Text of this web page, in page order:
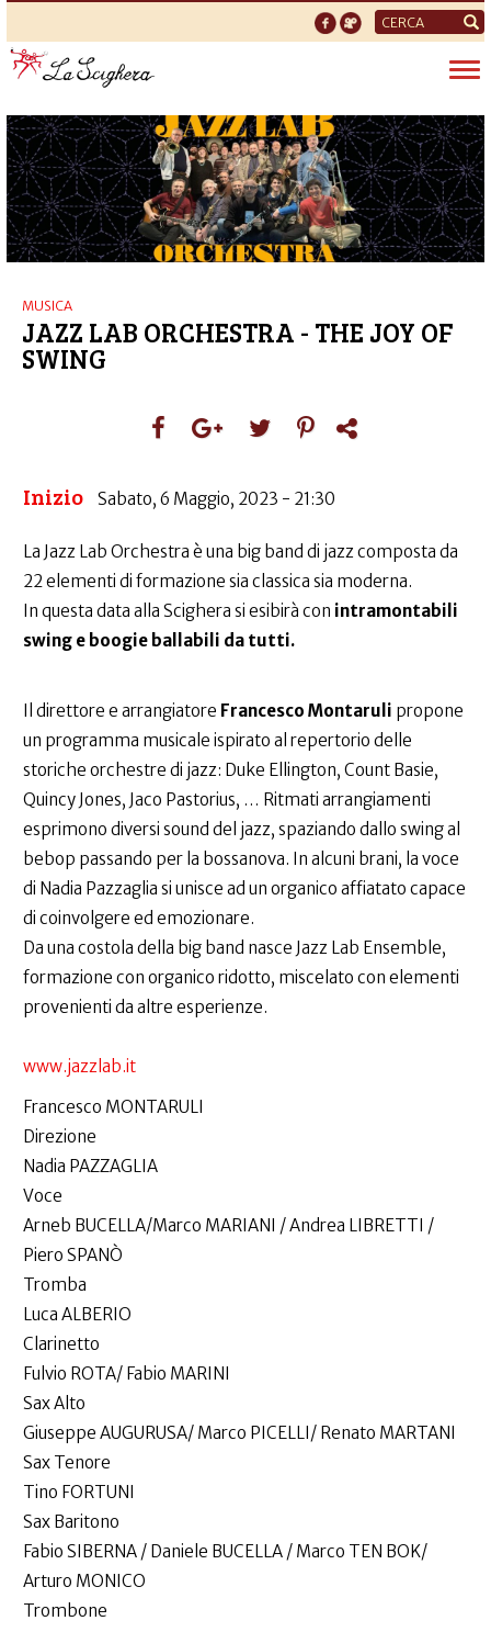
Form
di
ricerca
MUSICA
JAZZ LAB ORCHESTRA - THE JOY OF
SWING
Inizio Sabato, 6 Maggio, 2023 - 21:30
La Jazz Lab Orchestra è una big band di jazz composta da
22 elementi di formazione sia classica sia moderna.
In questa data alla Scighera si esibirà con intramontabili
swing e boogie ballabili da tutti.
Il direttore e arrangiatore Francesco Montaruli propone
un programma musicale ispirato al repertorio delle
storiche orchestre di jazz: Duke Ellington, Count Basie,
Quincy Jones, Jaco Pastorius, … Ritmati arrangiamenti
esprimono diversi sound del jazz, spaziando dallo swing al
bebop passando per la bossanova. In alcuni brani, la voce
di Nadia Pazzaglia si unisce ad un organico affiatato capace
di coinvolgere ed emozionare.
Da una costola della big band nasce Jazz Lab Ensemble,
formazione con organico ridotto, miscelato con elementi
provenienti da altre esperienze.
www.jazzlab.it
Francesco MONTARULI
Direzione
Nadia PAZZAGLIA
Voce
Arneb BUCELLA/Marco MARIANI / Andrea LIBRETTI /
Piero SPANÒ
Tromba
Luca ALBERIO
Clarinetto
Fulvio ROTA/ Fabio MARINI
Sax Alto
Giuseppe AUGURUSA/ Marco PICELLI/ Renato MARTANI
Sax Tenore
Tino FORTUNI
Sax Baritono
Fabio SIBERNA / Daniele BUCELLA / Marco TEN BOK/
Arturo MONICO
Trombone